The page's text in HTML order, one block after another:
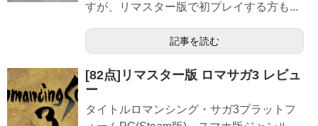
すが、リマスター版で初プレイする方も...
記事を読む
[82点]リマスター版 ロマサガ3 レビュ
ー
タイトルロマンシング・サガ3プラットフ